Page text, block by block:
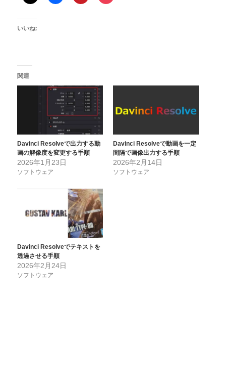
いいね:
関連
Davinci Resolveで出力する動
画の解像度を変更する手順
2026年1月23日
ソフトウェア
Davinci Resolveで動画を一定
間隔で画像出力する手順
2026年2月14日
ソフトウェア
Davinci Resolveでテキストを
透過させる手順
2026年2月24日
ソフトウェア